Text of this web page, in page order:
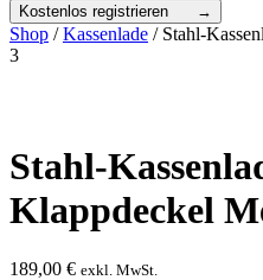
Kostenlos registrieren →
Shop /Kassenlade / Stahl-
3
Stahl-
Klappdeckel
189,00 € exkl. MwSt.